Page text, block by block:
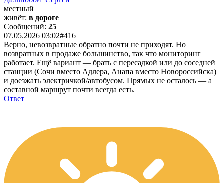
местный
живёт: в дороге
Сообщений: 25
07.05.2026 03:02#416
Верно, невозвратные обратно почти не приходят. Но
возвратных в продаже большинство, так что мониторинг
работает. Ещё вариант — брать с пересадкой или до соседней
станции (Сочи вместо Адлера, Анапа вместо Новороссийска)
и доезжать электричкой/автобусом. Прямых не осталось — а
составной маршрут почти всегда есть.
Ответ